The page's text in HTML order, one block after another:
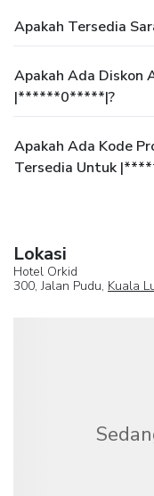
Apakah Tersedia
Apakah Ada Diskon
|******0*****|?
Apakah Ada Kode
Tersedia Untuk
Lokasi
Hotel Orkid
300, Jalan Pudu, Kuala